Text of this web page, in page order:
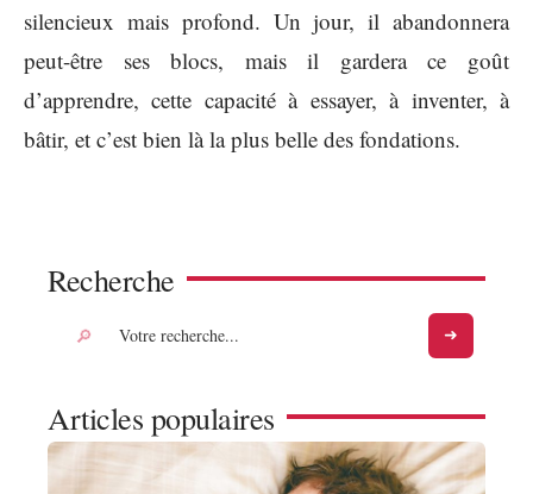
silencieux mais profond. Un jour, il abandonnera
peut-être ses blocs, mais il gardera ce goût
d’apprendre, cette capacité à essayer, à inventer, à
bâtir, et c’est bien là la plus belle des fondations.
Recherche
Articles populaires